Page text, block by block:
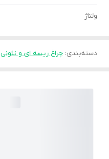
ولتاژ
دسته‌بندی: چراغ ریسه ای و نئونی